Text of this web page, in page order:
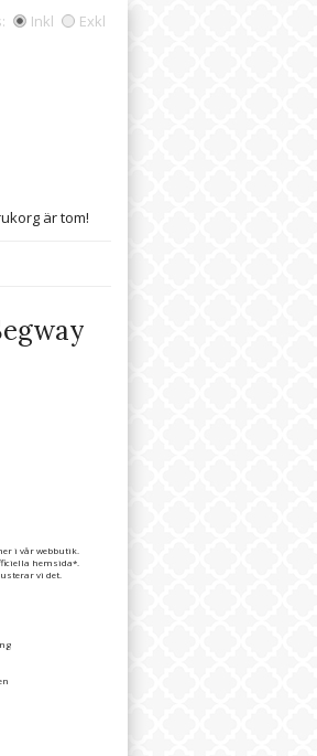
Inkl Exkl
är tom!
i vår webbutik.
hemsida*.
vi det.